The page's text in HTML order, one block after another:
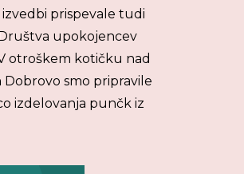
izvedbi prispevale tudi
upokojencev
otroškem kotičku nad
Dobrovo smo pripravile
izdelovanja punčk iz